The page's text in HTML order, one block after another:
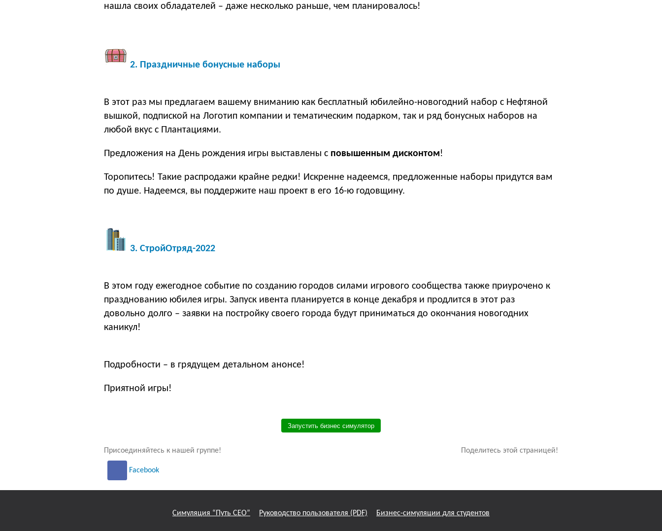
нашла своих обладателей – даже несколько раньше, чем планировалось!
2. Праздничные бонусные наборы
В этот раз мы предлагаем вашему вниманию как бесплатный юбилейно-новогодний набор с Нефтяной
вышкой, подпиской на Логотип компании и тематическим подарком, так и ряд бонусных наборов на
любой вкус с Плантациями.
Предложения на День рождения игры выставлены с повышенным дисконтом!
Торопитесь! Такие распродажи крайне редки! Искренне надеемся, предложенные наборы придутся вам
по душе. Надеемся, вы поддержите наш проект в его 16-ю годовщину.
3. СтройОтряд-2022
В этом году ежегодное событие по созданию городов силами игрового сообщества также приурочено к
празднованию юбилея игры. Запуск ивента планируется в конце декабря и продлится в этот раз
довольно долго – заявки на постройку своего города будут приниматься до окончания новогодних
каникул!
Подробности – в грядущем детальном анонсе!
Приятной игры!
Запустить бизнес симулятор
Присоединяйтесь к нашей группе!
Facebook
Поделитесь этой страницей!
Симуляция “Путь СЕО” Руководство пользователя (PDF) Бизнес-симуляции для студентов